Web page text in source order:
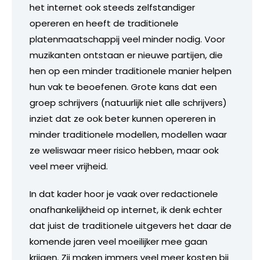
het internet ook steeds zelfstandiger
opereren en heeft de traditionele
platenmaatschappij veel minder nodig. Voor
muzikanten ontstaan er nieuwe partijen, die
hen op een minder traditionele manier helpen
hun vak te beoefenen. Grote kans dat een
groep schrijvers (natuurlijk niet alle schrijvers)
inziet dat ze ook beter kunnen opereren in
minder traditionele modellen, modellen waar
ze weliswaar meer risico hebben, maar ook
veel meer vrijheid.
In dat kader hoor je vaak over redactionele
onafhankelijkheid op internet, ik denk echter
dat juist de traditionele uitgevers het daar de
komende jaren veel moeilijker mee gaan
krijgen. Zij maken immers veel meer kosten bij